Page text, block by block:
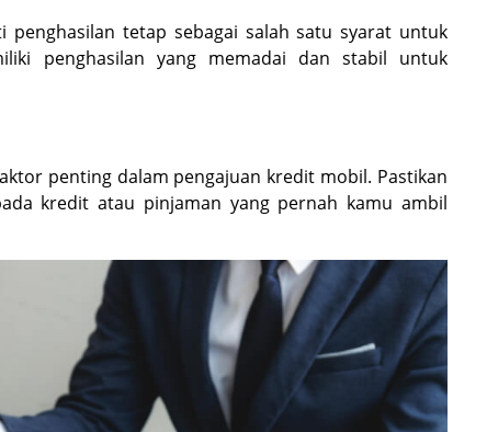
penghasilan tetap sebagai salah satu syarat untuk
penghasilan yang memadai dan stabil untuk
penting dalam pengajuan kredit mobil. Pastikan
kredit atau pinjaman yang pernah kamu ambil